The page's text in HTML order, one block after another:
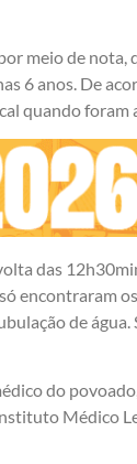
meio de nota,
6 anos. De
quando
das
encontraram
de
do
Médico